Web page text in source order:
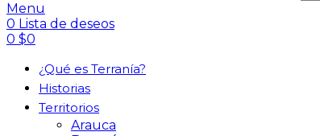
Menu
0 Lista de deseos
0 $0
¿Qué es Terranía?
Historias
Territorios
Arauca